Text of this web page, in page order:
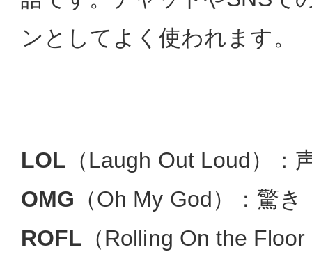
ンとしてよく使われます。
LOL （Laugh Out Loud）：
OMG （Oh My God）：驚き
ROFL （Rolling On the